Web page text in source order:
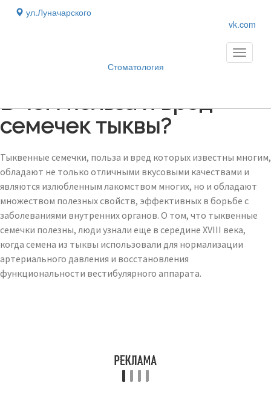
ул.Луначарского
vk.com
Стоматология
Toggle
В чем польза и вред
семечек тыквы?
Тыквенные семечки, польза и вред которых известны многим,
обладают не только отличными вкусовыми качествами и
являются излюбленным лакомством многих, но и обладают
множеством полезных свойств, эффективных в борьбе с
заболеваниями внутренних органов. О том, что тыквенные
семечки полезны, люди узнали еще в середине XVIII века,
когда семена из тыквы использовали для нормализации
артериального давления и восстановления
функциональности вестибулярного аппарата.